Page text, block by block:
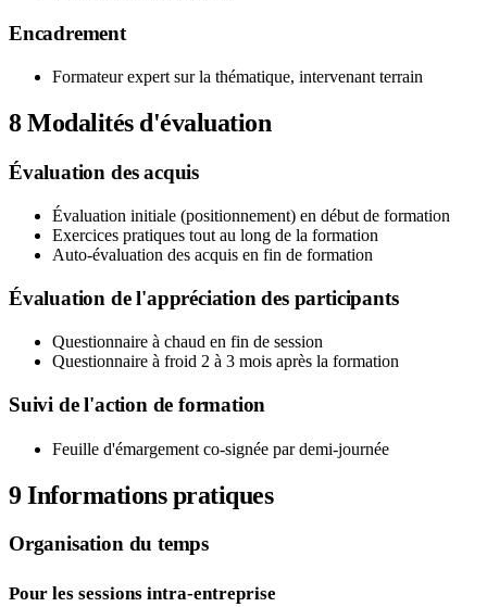
Encadrement
Formateur expert sur la thématique, intervenant terrain
8Modalités d'évaluation
Évaluation des acquis
Évaluation initiale (positionnement) en début de formation
Exercices pratiques tout au long de la formation
Auto-évaluation des acquis en fin de formation
Évaluation de l'appréciation des participants
Questionnaire à chaud en fin de session
Questionnaire à froid 2 à 3 mois après la formation
Suivi de l'action de formation
Feuille d'émargement co-signée par demi-journée
9Informations pratiques
Organisation du temps
Pour les sessions intra-entreprise